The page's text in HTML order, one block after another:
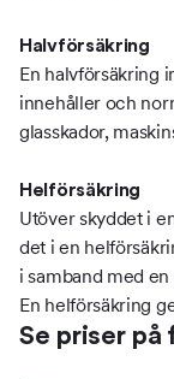
Halvförsäkring
En halvförsäkring
innehåller och
glasskador,
Helförsäkring
Utöver skyddet i
det i en
i samband med
En helförsäkring
Se priser på